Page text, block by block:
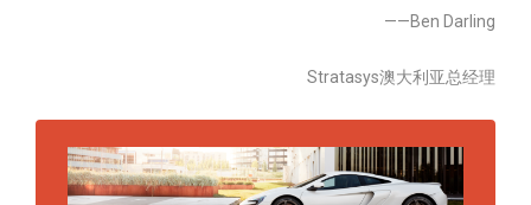
——Ben Darling
Stratasys澳大利亚总经理